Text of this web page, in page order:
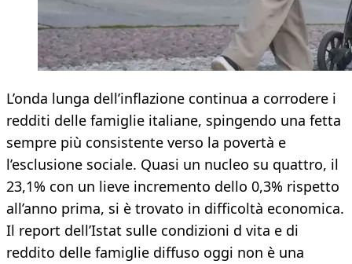
L’onda lunga dell’inflazione continua a corrodere i
redditi delle famiglie italiane, spingendo una fetta
sempre più consistente verso la povertà e
l’esclusione sociale. Quasi un nucleo su quattro, il
23,1% con un lieve incremento dello 0,3% rispetto
all’anno prima, si è trovato in difficoltà economica.
Il report dell’Istat sulle condizioni d vita e di
reddito delle famiglie diffuso oggi non è una